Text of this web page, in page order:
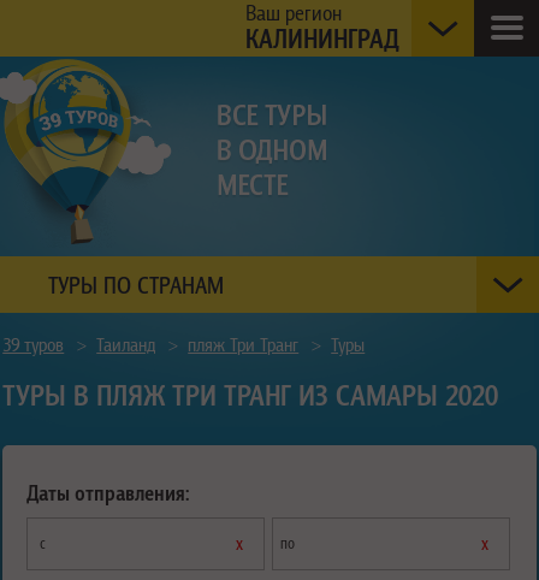
Ваш регион
КАЛИНИНГРАД
ТУРЫ ПО СТРАНАМ
39 туров > Таиланд > пляж Три Транг > Туры
ТУРЫ В ПЛЯЖ ТРИ ТРАНГ ИЗ САМАРЫ 2020
Даты отправления:
с х по х